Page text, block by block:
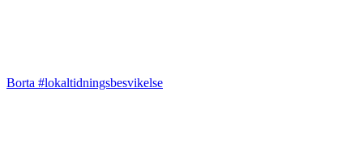
Borta #lokaltidningsbesvikelse